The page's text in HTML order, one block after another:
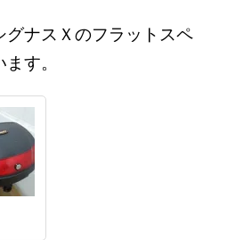
ナスＸのフラットスペ
す。